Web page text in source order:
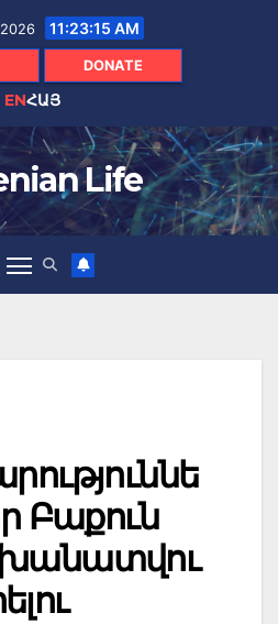
11:23:16 AM
DONATE
ENՀԱՅ
Life
Բաքուն